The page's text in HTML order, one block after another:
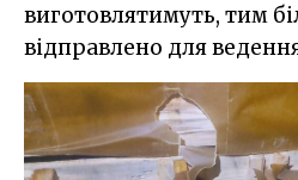
виготовлятимуть, тим
відправлено для